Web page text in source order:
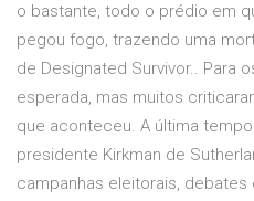
o bastante, todo o prédio em
pegou fogo, trazendo uma
de Designated Survivor.. Para
esperada, mas muitos
que aconteceu. A última
presidente Kirkman de
campanhas eleitorais,